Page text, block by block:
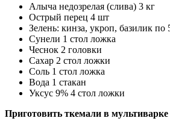
Алыча недозрелая (слива) 3 кг
Острый перец 4 шт
Зелень: кинза, укроп, базилик по
Сунели 1 стол ложка
Чеснок 2 головки
Сахар 2 стол ложки
Соль 1 стол ложка
Вода 1 стакан
Уксус 9% 4 стол ложки
Приготовить ткемали в